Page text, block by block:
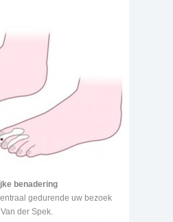
benadering
gedurende uw bezoek
der Spek.